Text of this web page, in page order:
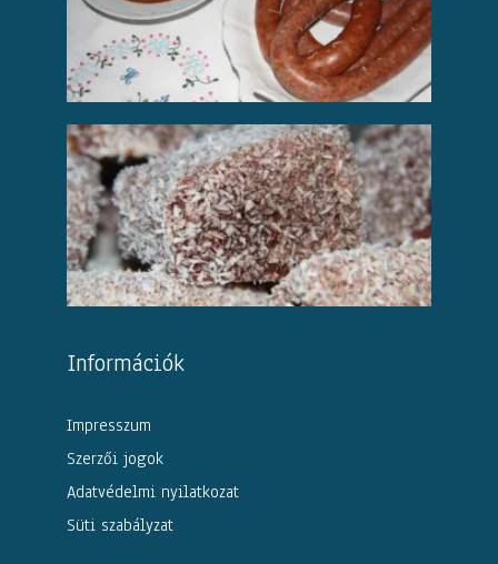
Információk
Impresszum
Szerzői jogok
Adatvédelmi nyilatkozat
Süti szabályzat